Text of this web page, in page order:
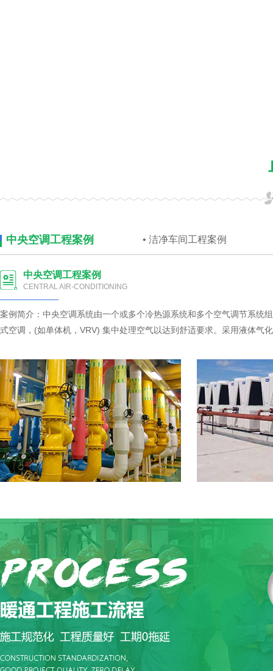
中央空调工程案例 洁净车间工程案例
中央空调工程案例
CENTRAL AIR-CONDITIONING
案例简介：中央空调系统由一个或多个冷热源系统和多个空气调节系统
式空调，(如单体机，VRV) 集中处理空气以达到舒适要求。采用液体气